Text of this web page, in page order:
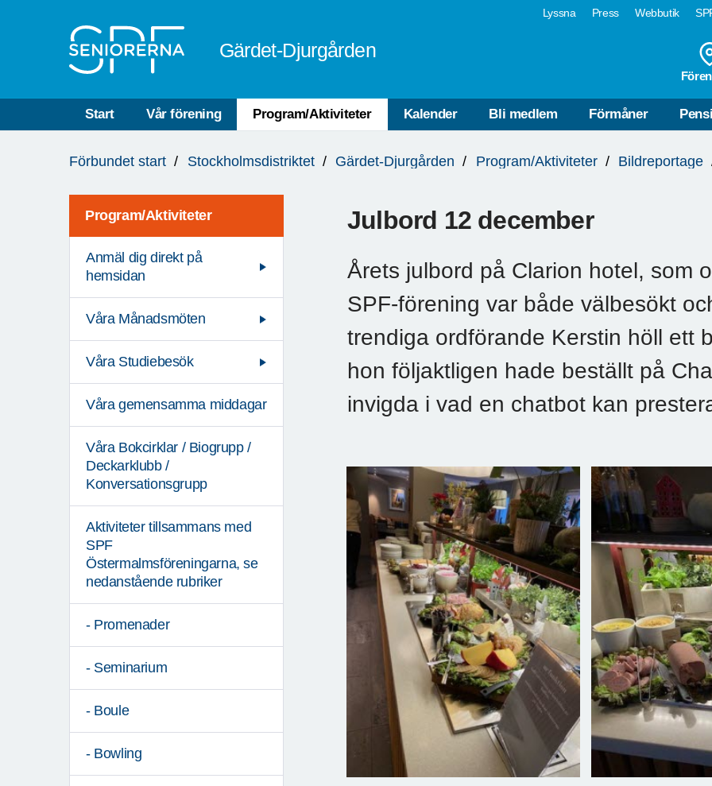
Lyssna Press Webbutik
Gärdet-Djurgården
Start Vår förening Program/Aktiviteter Kalender Bli medlem Förmåner
är
Förbundet start Stockholmsdistriktet Gärdet-Djurgården Program/Aktiviteter Bildreportage
Program/Aktiviteter
Anmäl dig direkt på
hemsidan
Våra Månadsmöten
Våra Studiebesök
Våra gemensamma middagar
Våra Bokcirklar / Biogrupp /
Deckarklubb /
Konversationsgrupp
Aktiviteter tillsammans med
SPF
Östermalmsföreningarna, se
nedanstående rubriker
- Promenader
- Seminarium
- Boule
- Bowling
Julbord 12 december
Årets julbord på Clarion hotel, som
SPF-förening var både välbesökt
trendiga ordförande Kerstin höll ett
hon följaktligen hade beställt på
invigda i vad en chatbot kan